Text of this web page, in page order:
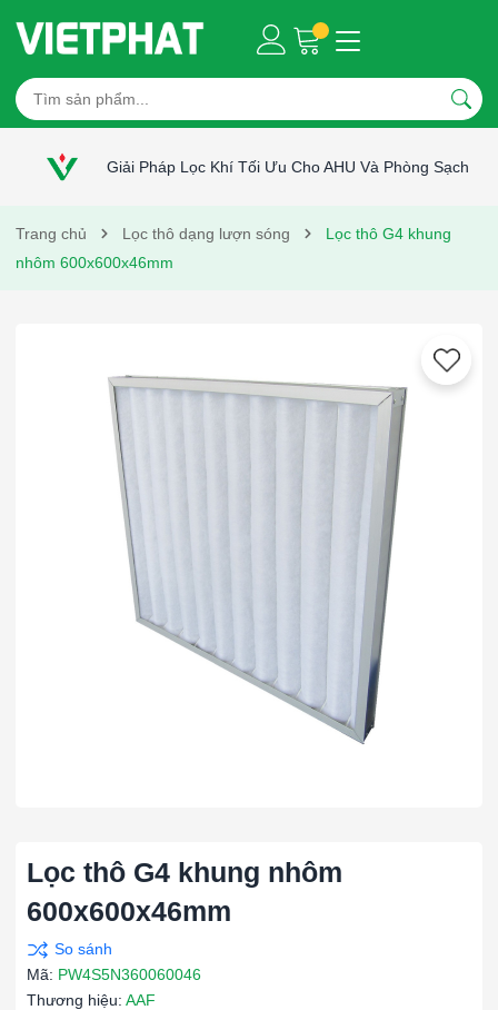
Giải Pháp Lọc Khí Tối Ưu Cho AHU Và Phòng Sạch
Trang chủ Lọc thô dạng lượn sóng
Lọc thô G4 khung
nhôm 600x600x46mm
Lọc thô G4 khung nhôm
600x600x46mm
Mã: PW4S5N360060046
Thương hiệu: AAF